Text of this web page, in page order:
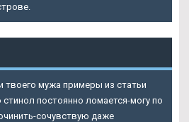
твоего мужа примеры из статьи
постоянно ломается-могу по
сочувствую даже